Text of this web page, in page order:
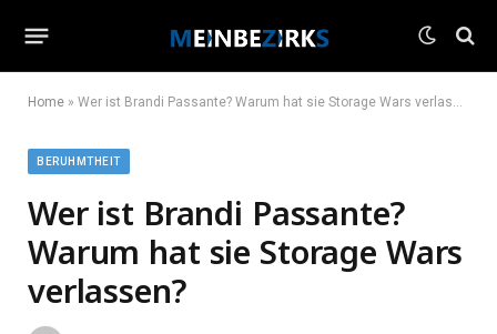
Home » Wer ist Brandi Passante? Warum hat sie Storage Wars verlassen?
BERUHMTHEIT
Wer ist Brandi Passante?
Warum hat sie Storage Wars
verlassen?